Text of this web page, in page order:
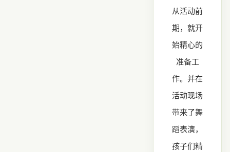
从活动前
期，就开
始精心的
准备工
作。并在
活动现场
带来了舞
蹈表演，
孩子们精